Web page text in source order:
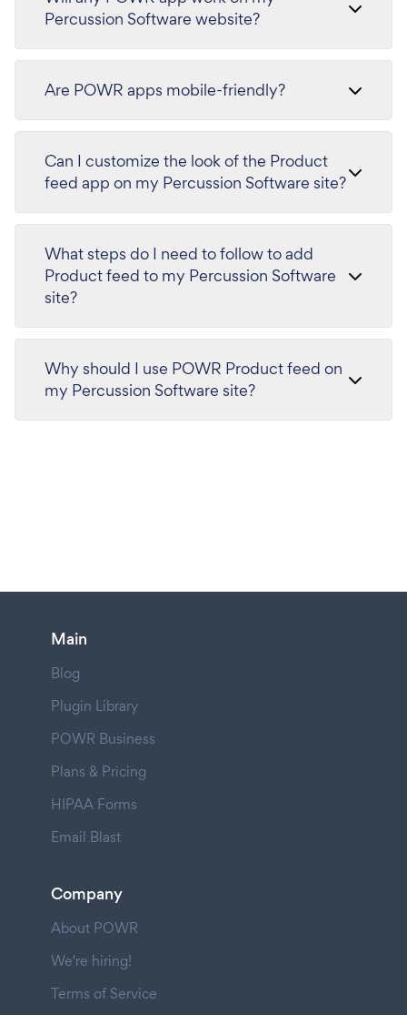
Percussion Software website?
Are POWR apps mobile-friendly?
Can I customize the look of the Product
feed app on my Percussion Software site?
What steps do I need to follow to add
Product feed to my Percussion Software
site?
Why should I use POWR Product feed on
my Percussion Software site?
Main
Blog
Plugin Library
POWR Business
Plans & Pricing
HIPAA Forms
Email Blast
Company
About POWR
We're hiring!
Terms of Service